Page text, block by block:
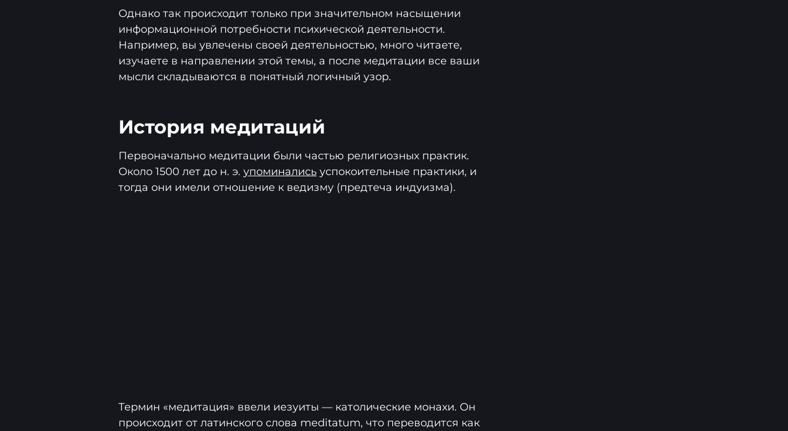
Однако так происходит только при значительном насыщении
информационной потребности психической деятельности.
Например, вы увлечены своей деятельностью, много читаете,
изучаете в направлении этой темы, а после медитации все ваши
мысли складываются в понятный логичный узор.
История медитаций
Первоначально медитации были частью религиозных практик.
Около 1500 лет до н. э. упоминались успокоительные практики, и
тогда они имели отношение к ведизму (предтеча индуизма).
Термин «медитация» ввели иезуиты — католические монахи. Он
происходит от латинского слова meditatum, что переводится как